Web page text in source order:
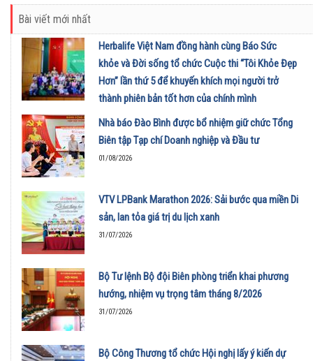
Bài viết mới nhất
Herbalife Việt Nam đồng hành cùng Báo Sức
khỏe và Đời sống tổ chức Cuộc thi “Tôi Khỏe Đẹp
Hơn” lần thứ 5 để khuyến khích mọi người trở
thành phiên bản tốt hơn của chính mình
01/08/2026
Nhà báo Đào Bình được bổ nhiệm giữ chức Tổng
Biên tập Tạp chí Doanh nghiệp và Đầu tư
01/08/2026
VTV LPBank Marathon 2026: Sải bước qua miền Di
sản, lan tỏa giá trị du lịch xanh
31/07/2026
Bộ Tư lệnh Bộ đội Biên phòng triển khai phương
hướng, nhiệm vụ trọng tâm tháng 8/2026
31/07/2026
Bộ Công Thương tổ chức Hội nghị lấy ý kiến dự